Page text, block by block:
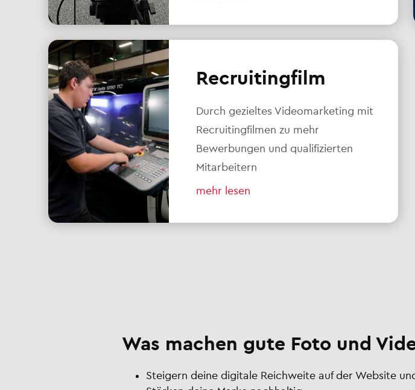
Recruitingfilm
Durch gezieltes Videomarketing mit
Recruitingfilmen zu mehr
Bewerbungen und qualifizierten
Mitarbeitern
mehr lesen
Was machen gute Foto und
Steigern deine digitale Reichweite auf der Website